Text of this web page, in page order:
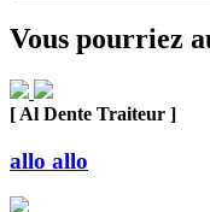
Vous pourriez
[ Al Dente Traiteur ]
allo allo